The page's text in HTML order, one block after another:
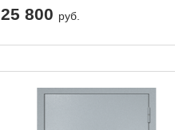
25 800 руб.